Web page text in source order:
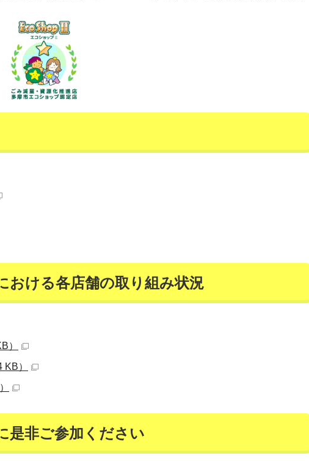
おける各店舗の取り組み状況
）
）
是非ご参加ください